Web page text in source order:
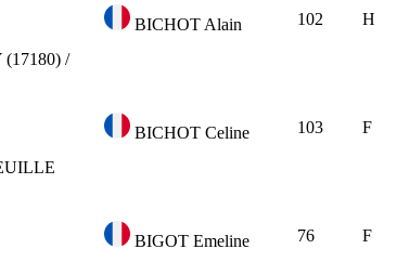
BICHOT Alain
102 H
/
BICHOT Celine
103 F
BIGOT Emeline
76 F